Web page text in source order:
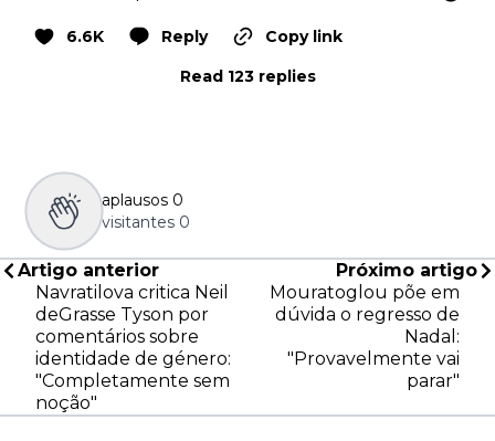
6.6K Reply
Copy link
Read 123 replies
aplausos 0
visitantes 0
Artigo anterior
Navratilova critica Neil
deGrasse Tyson por
comentários sobre
identidade de género:
"Completamente sem
noção"
Próximo artigo
Mouratoglou põe em
dúvida o regresso de
Nadal:
"Provavelmente vai
parar"